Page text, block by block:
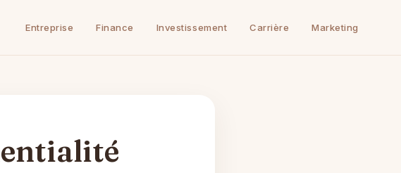
Entreprise Finance Investissement Carrière Marketing